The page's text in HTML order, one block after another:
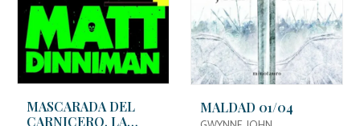
MASCARADA DEL
CARNICERO, LA
MALDAD 01/04